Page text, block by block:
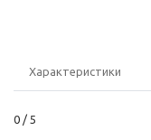
Характеристики
0 / 5